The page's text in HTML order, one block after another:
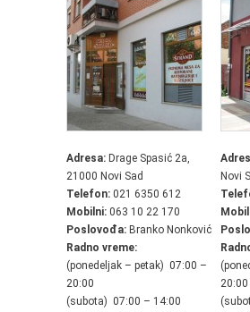
Adresa: Drage Spasić 2a,
21000 Novi Sad
Telefon: 021 6350 612
Mobilni: 063 10 22 170
Poslovođa: Branko Nonković
Radno vreme:
(ponedeljak – petak) 07:00 –
20:00
(subota) 07:00 – 14:00
Novi
20:00